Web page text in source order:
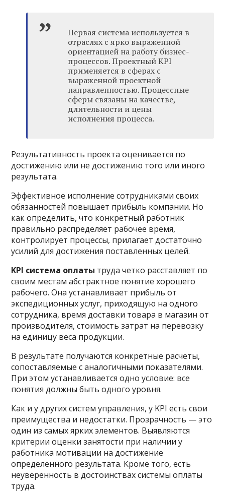
Первая система используется в
отраслях с ярко выраженной
ориентацией на работу бизнес-
процессов. Проектный KPI
применяется в сферах с
выраженной проектной
направленностью. Процессные
сферы связаны на качестве,
длительности и цены
исполнения процесса.
Результативность проекта оценивается по
достижению или не достижению того или иного
результата.
Эффективное исполнение сотрудниками своих
обязанностей повышает прибыль компании. Но
как определить, что конкретный работник
правильно распределяет рабочее время,
контролирует процессы, прилагает достаточно
усилий для достижения поставленных целей.
KPI система оплаты труда четко расставляет по
своим местам абстрактное понятие хорошего
рабочего. Она устанавливает прибыль от
экспедиционных услуг, приходящую на одного
сотрудника, время доставки товара в магазин от
производителя, стоимость затрат на перевозку
на единицу веса продукции.
В результате получаются конкретные расчеты,
сопоставляемые с аналогичными показателями.
При этом устанавливается одно условие: все
понятия должны быть одного уровня.
Как и у других систем управления, у KPI есть свои
преимущества и недостатки. Прозрачность — это
один из самых ярких элементов. Выявляются
критерии оценки занятости при наличии у
работника мотивации на достижение
определенного результата. Кроме того, есть
неуверенность в достоинствах системы оплаты
труда.